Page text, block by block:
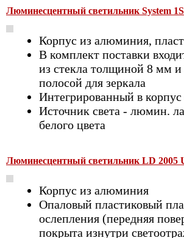
Люминесцентный светильник System 1S
Корпус из алюминия,
В комплект поставки
из стекла толщиной 8 мм и
полосой для зеркала
Интегрированный в
Источник света - люмин.
белого цвета
Люминесцентный светильник LD 2005
Корпус из алюминия
Опаловый пластиковый
ослепления (передняя
покрыта изнутри